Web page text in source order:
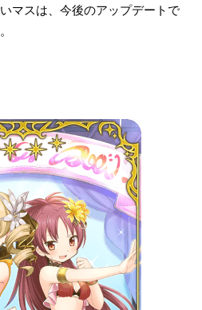
マスは、今後のアップデートで